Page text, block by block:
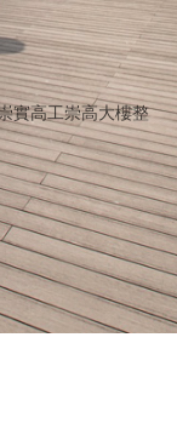
實高工崇高大樓整